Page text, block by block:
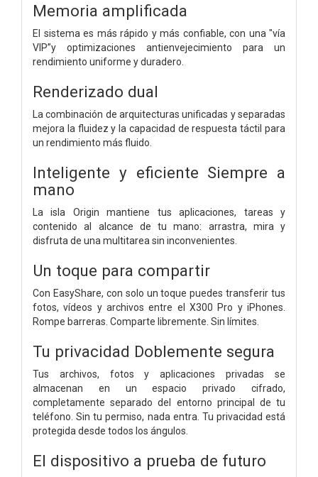
Memoria amplificada
El sistema es más rápido y más confiable, con una "vía
VIP”y optimizaciones antienvejecimiento para un
rendimiento uniforme y duradero.
Renderizado dual
La combinación de arquitecturas unificadas y separadas
mejora la fluidez y la capacidad de respuesta táctil para
un rendimiento más fluido.
Inteligente y eficiente Siempre a
mano
La isla Origin mantiene tus aplicaciones, tareas y
contenido al alcance de tu mano: arrastra, mira y
disfruta de una multitarea sin inconvenientes.
Un toque para compartir
Con EasyShare, con solo un toque puedes transferir tus
fotos, vídeos y archivos entre el X300 Pro y iPhones.
Rompe barreras. Comparte libremente. Sin límites.
Tu privacidad Doblemente segura
Tus archivos, fotos y aplicaciones privadas se
almacenan en un espacio privado cifrado,
completamente separado del entorno principal de tu
teléfono. Sin tu permiso, nada entra. Tu privacidad está
protegida desde todos los ángulos.
El dispositivo a prueba de futuro